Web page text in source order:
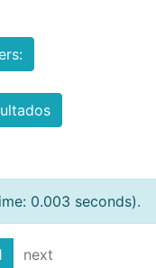
0.003 seconds).
next